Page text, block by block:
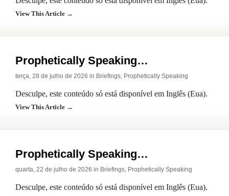
View This Article →
Prophetically Speaking…
terça, 28 de julho de 2026 in Briefings, Prophetically Speaking
Desculpe, este conteúdo só está disponível em Inglês (Eua).
View This Article →
Prophetically Speaking…
quarta, 22 de julho de 2026 in Briefings, Prophetically Speaking
Desculpe, este conteúdo só está disponível em Inglês (Eua).